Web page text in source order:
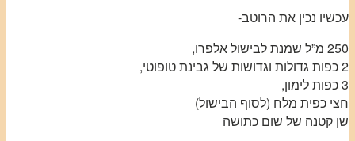
עכשיו נכין את הרוטב-
250 מ”ל שמנת לבישול אלפרו,
2 כפות גדולות וגדושות של גבינת טופוטי,
3 כפות לימון,
חצי כפית מלח (לסוף הבישול)
שן קטנה של שום כתושה